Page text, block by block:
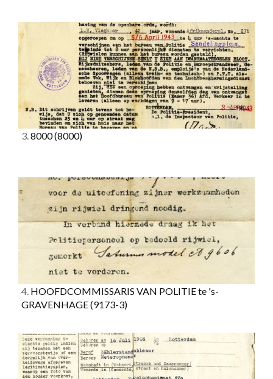
3.8000(8000)
4. HOOFDCOMMISSARIS VAN POLITIE te 's-
GRAVENHAGE(9173-3)